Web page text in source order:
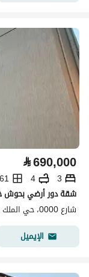
⃁690,000
3
4
شقة دور أرضي بحوش
شارع 0000، حي الملك فهد، أبو عريش
الإيميل